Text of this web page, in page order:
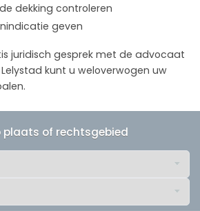
dekking controleren
geven
juridisch gesprek met de advocaat
kunt u weloverwogen uw
plaats of rechtsgebied